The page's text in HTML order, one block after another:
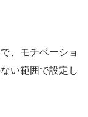
、モチベーショ
い範囲で設定し